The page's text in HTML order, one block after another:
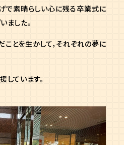
で素晴らしい心に残る卒業式に
ました。
ことを生かして，それぞれの夢に
しています。